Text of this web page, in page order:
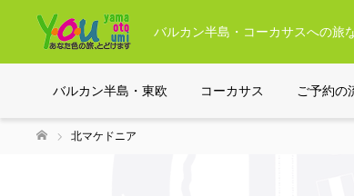
バルカン半島・コーカサスへの旅
バルカン半島・東欧 コーカサス ご予約の
北マケドニア